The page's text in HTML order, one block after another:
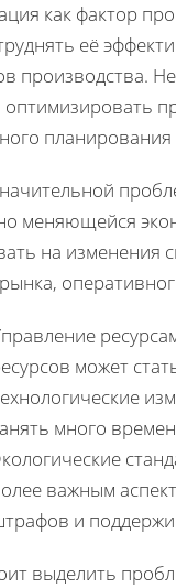
как фактор
её
производства.
оптимизировать
планирования
меняющейся
на изменения
может
много
важным
и
выделить